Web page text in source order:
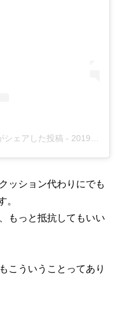
シェアした投稿 - 2019年 8月月6日午後4時13分PDT
ッション代わりにでも
。
もっと抵抗してもいい
こういうことってあり